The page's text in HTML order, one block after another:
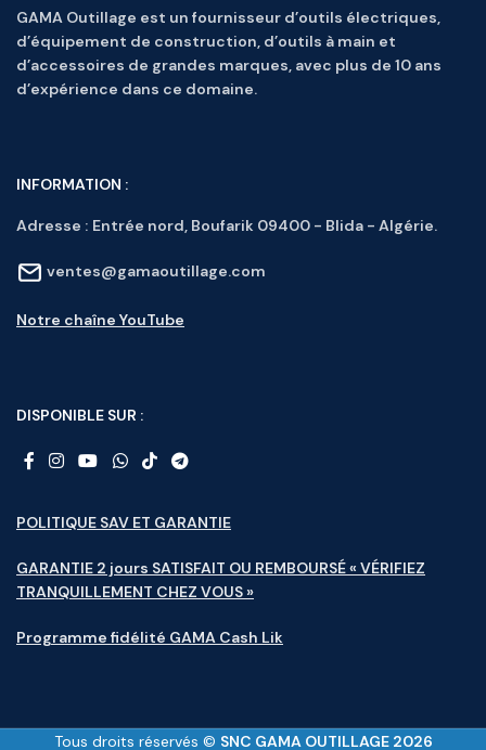
GAMA Outillage est un fournisseur d’outils électriques,
d’équipement de construction, d’outils à main et
d’accessoires de grandes marques, avec plus de 10 ans
d’expérience dans ce domaine.
INFORMATION :
Adresse : Entrée nord, Boufarik 09400 - Blida - Algérie.
ventes@gamaoutillage.com
Notre chaîne YouTube
DISPONIBLE SUR :
POLITIQUE SAV ET GARANTIE
GARANTIE 2 jours SATISFAIT OU REMBOURSÉ « VÉRIFIEZ
TRANQUILLEMENT CHEZ VOUS »
Programme fidélité GAMA Cash Lik
Tous droits réservés © SNC GAMA OUTILLAGE 2026